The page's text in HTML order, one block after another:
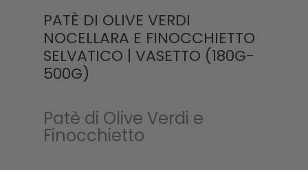
PATÈ DI OLIVE VERDI
NOCELLARA E FINOCCHIETTO
SELVATICO | VASETTO (180G-
500G)
Patè di Olive Verdi e
Finocchietto